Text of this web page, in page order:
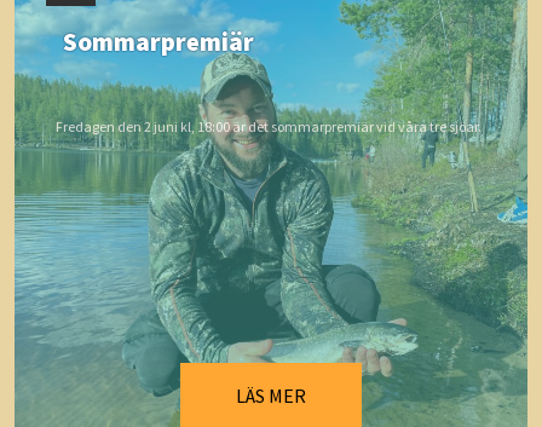
Fredagen den 2 juni kl, 18:00 är det sommarpremiär vid våra tre sjöar.
Sommarpremiär
LÄS MER